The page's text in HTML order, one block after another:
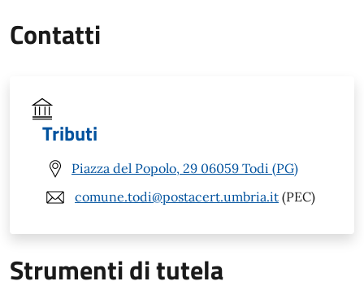
Contatti
Tributi
Piazza del Popolo, 29 06059 Todi (PG)
comune.todi@postacert.umbria.it (PEC)
Strumenti di tutela